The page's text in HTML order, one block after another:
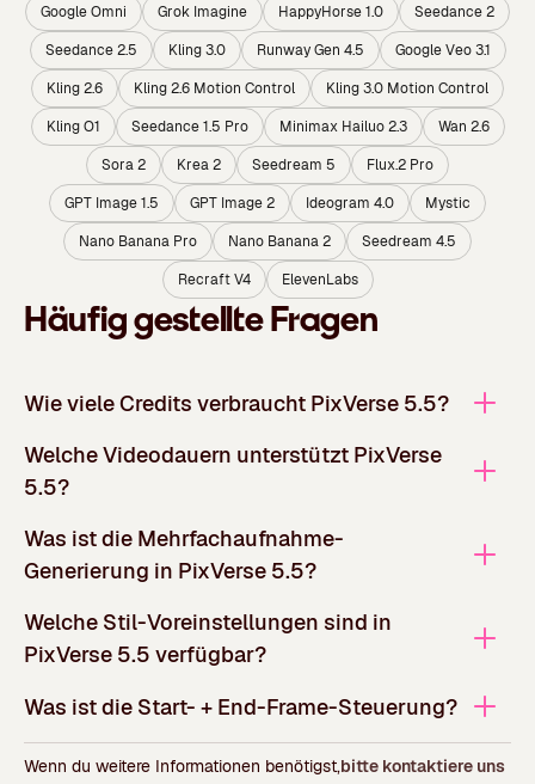
Google Omni Grok Imagine HappyHorse 1.0
Seedance 2
Seedance 2.5
Kling 3.0 Runway Gen 4.5
Google Veo 3.1
Kling 2.6
Kling 2.6 Motion Control
Kling 3.0 Motion Control
Kling O1
Seedance 1.5 Pro Minimax Hailuo 2.3
Wan 2.6
Sora 2
Krea 2 Seedream 5
Flux.2 Pro
GPT Image 1.5
GPT Image 2 Ideogram 4.0
Mystic
Nano Banana Pro
Nano Banana 2
Seedream 4.5
Recraft V4
ElevenLabs
Häufig gestellte Fragen
Wie viele Credits verbraucht PixVerse 5.5?
Welche Videodauern unterstützt PixVerse
5.5?
Was ist die Mehrfachaufnahme-
Generierung in PixVerse 5.5?
Welche Stil-Voreinstellungen sind in
PixVerse 5.5 verfügbar?
Was ist die Start- + End-Frame-Steuerung?
Wenn du weitere Informationen benötigst,bitte kontaktiere uns